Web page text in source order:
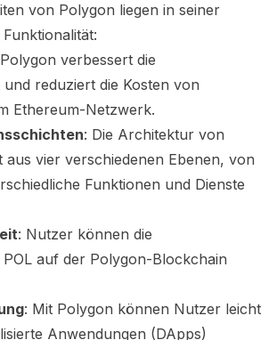
von Polygon liegen in seiner
verbessert die
und reduziert die Kosten von
Ethereum-Netzwerk.
: Die Architektur von
aus vier verschiedenen Ebenen, von
Funktionen und Dienste
: Nutzer können die
auf der Polygon-Blockchain
: Mit Polygon können Nutzer leicht
Anwendungen (DApps)